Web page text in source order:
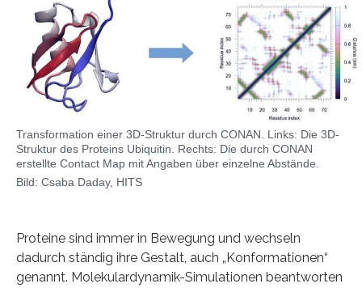
Transformation einer 3D-Struktur durch CONAN. Links: Die 3D-
Struktur des Proteins Ubiquitin. Rechts: Die durch CONAN
erstellte Contact Map mit Angaben über einzelne Abstände.
Bild: Csaba Daday, HITS
Proteine sind immer in Bewegung und wechseln
dadurch ständig ihre Gestalt, auch „Konformationen“
genannt. Molekulardynamik-Simulationen beantworten